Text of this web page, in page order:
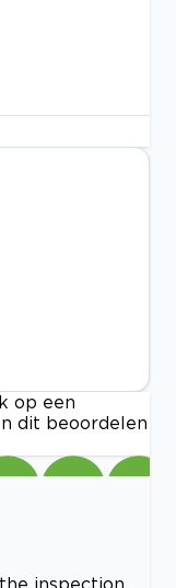
op een
dit beoordelen
inspection.